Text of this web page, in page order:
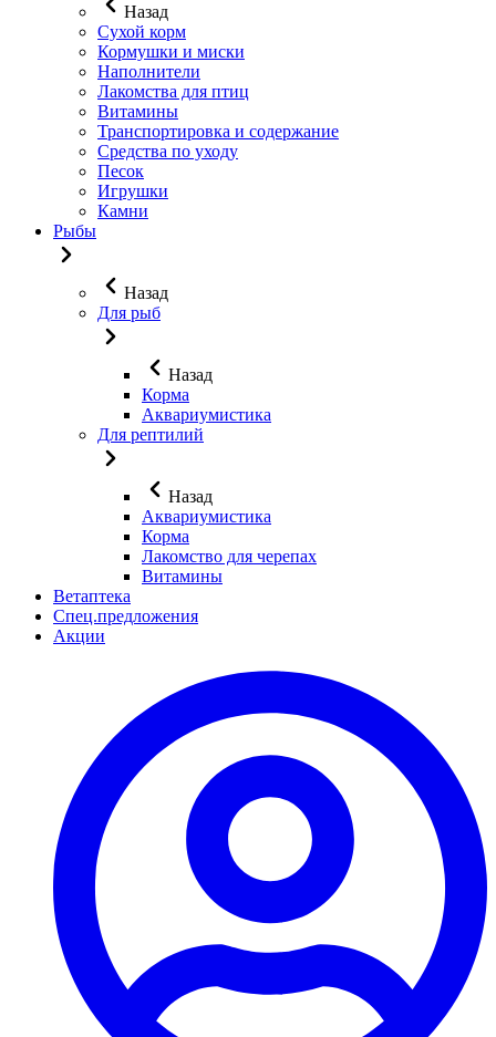
Назад
Сухой корм
Кормушки и миски
Наполнители
Лакомства для птиц
Витамины
Транспортировка и содержание
Средства по уходу
Песок
Игрушки
Камни
Рыбы
Назад
Для рыб
Назад
Корма
Аквариумистика
Для рептилий
Назад
Аквариумистика
Корма
Лакомство для черепах
Витамины
Ветаптека
Спец.предложения
Акции